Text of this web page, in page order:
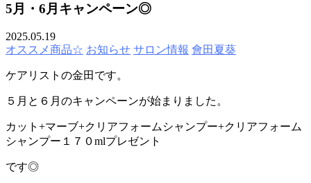
5月・6月キャンペーン◎
2025.05.19
オススメ商品☆ お知らせ サロン情報 會田夏葵
ケアリストの金田です。
５月と６月のキャンペーンが始まりました。
カット+マーブ+クリアフォームシャンプー+クリアフォーム
シャンプー１７０mlプレゼント
です◎